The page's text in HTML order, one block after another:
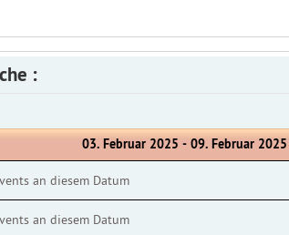
:
03. Februar 2025 - 09. Februar 2025
an diesem Datum
an diesem Datum